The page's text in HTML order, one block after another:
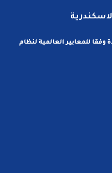
للمعايير العالمية لنظام